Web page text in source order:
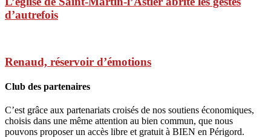
d’autrefois
Renaud, réservoir d’émotions
Club des partenaires
C’est grâce aux partenariats croisés de nos soutiens économiques,
choisis dans une même attention au bien commun, que nous
pouvons proposer un accès libre et gratuit à BIEN en Périgord.